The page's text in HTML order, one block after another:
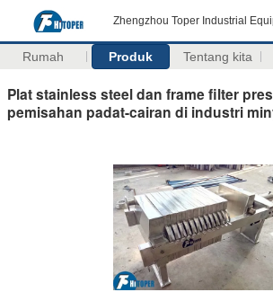
Zhengzhou Toper Industrial
Rumah Produk Tentang kita
Plat stainless steel dan frame filter
pemisahan padat-cairan di industri